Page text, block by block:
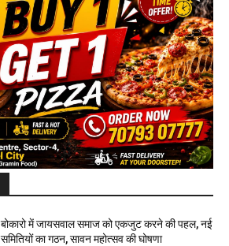
बोकारो में जायसवाल समाज को एकजुट करने की पहल, नई
समितियों का गठन, सावन महोत्सव की घोषणा